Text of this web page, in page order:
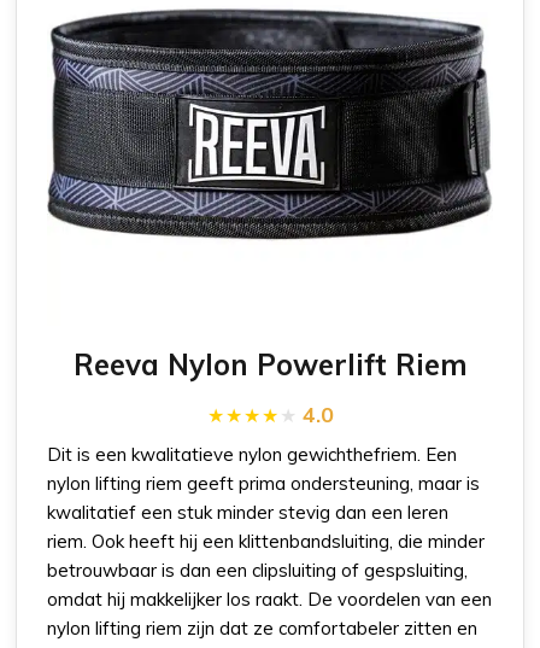
Reeva Nylon Powerlift Riem
4.0
Dit is een kwalitatieve nylon gewichthefriem. Een
nylon lifting riem geeft prima ondersteuning, maar is
kwalitatief een stuk minder stevig dan een leren
riem. Ook heeft hij een klittenbandsluiting, die minder
betrouwbaar is dan een clipsluiting of gespsluiting,
omdat hij makkelijker los raakt. De voordelen van een
nylon lifting riem zijn dat ze comfortabeler zitten en